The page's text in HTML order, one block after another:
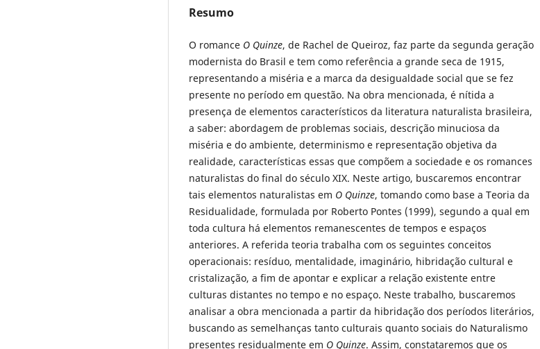
Resumo
O romance O Quinze, de Rachel de Queiroz, faz parte da segunda geração
modernista do Brasil e tem como referência a grande seca de 1915,
representando a miséria e a marca da desigualdade social que se fez
presente no período em questão. Na obra mencionada, é nítida a
presença de elementos característicos da literatura naturalista brasileira,
a saber: abordagem de problemas sociais, descrição minuciosa da
miséria e do ambiente, determinismo e representação objetiva da
realidade, características essas que compõem a sociedade e os romances
naturalistas do final do século XIX. Neste artigo, buscaremos encontrar
tais elementos naturalistas em O Quinze, tomando como base a Teoria da
Residualidade, formulada por Roberto Pontes (1999), segundo a qual em
toda cultura há elementos remanescentes de tempos e espaços
anteriores. A referida teoria trabalha com os seguintes conceitos
operacionais: resíduo, mentalidade, imaginário, hibridação cultural e
cristalização, a fim de apontar e explicar a relação existente entre
culturas distantes no tempo e no espaço. Neste trabalho, buscaremos
analisar a obra mencionada a partir da hibridação dos períodos literários,
buscando as semelhanças tanto culturais quanto sociais do Naturalismo
presentes residualmente em O Quinze. Assim, constataremos que os